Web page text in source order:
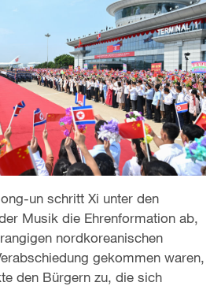
un schritt Xi unter den
Musik die Ehrenformation ab,
nordkoreanischen
gekommen waren,
den Bürgern zu, die sich